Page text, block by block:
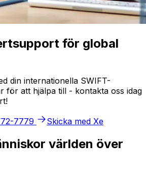
för global
din internationella SWIFT-
för att hjälpa till - kontakta oss idag
7779
Skicka med Xe
världen över